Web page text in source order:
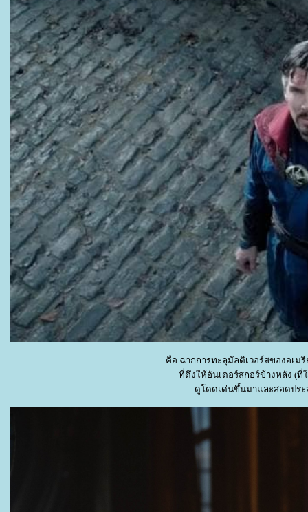
คือ ฉากการทะลุมัลติเวอร์สของอเ
ที่ดึงให้อันเดอร์สกอร์ข้างหลัง (
ดูโดดเด่นขึ้นมาและสอดประ